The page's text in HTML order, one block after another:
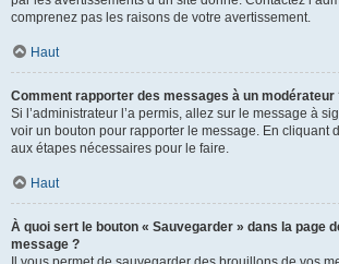
comprenez pas les raisons de votre avertissement.
Haut
Comment rapporter des messages à un modérateur
Si l’administrateur l’a permis, allez sur le message à
voir un bouton pour rapporter le message. En cliquant
aux étapes nécessaires pour le faire.
Haut
À quoi sert le bouton « Sauvegarder » dans la page
message ?